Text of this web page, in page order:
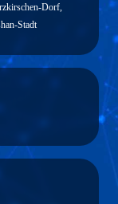
Dorf,
Stadt